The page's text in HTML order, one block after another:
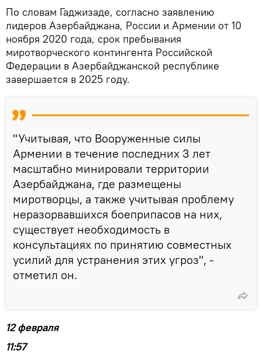
По словам Гаджизаде, согласно заявлению
лидеров Азербайджана, России и Армении от 10
ноября 2020 года, срок пребывания
миротворческого контингента Российской
Федерации в Азербайджанской республике
завершается в 2025 году.
"Учитывая, что Вооруженные силы
Армении в течение последних 3 лет
масштабно минировали территории
Азербайджана, где размещены
миротворцы, а также учитывая проблему
неразорвавшихся боеприпасов на них,
существует необходимость в
консультациях по принятию совместных
усилий для устранения этих угроз", -
отметил он.
12 февраля
11:57